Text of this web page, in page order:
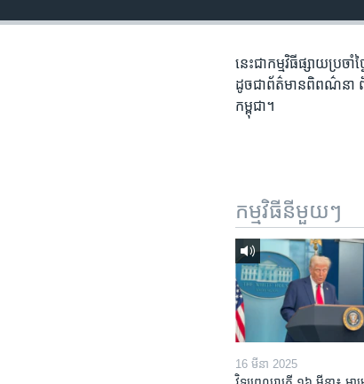
នេះ​ជា​កម្ម​វិធី​ផ្សាយ​ប្រ
ដូច​ជា​ព័ត៌មាន​ពិពណ៌នា ព័
កម្ពុជា។
កម្មវិធី​នីមួយៗ
16 មីនា 2025